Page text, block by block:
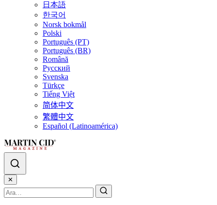
日本語
한국어
Norsk bokmål
Polski
Português (PT)
Português (BR)
Română
Русский
Svenska
Türkçe
Tiếng Việt
简体中文
繁體中文
Español (Latinoamérica)
✕